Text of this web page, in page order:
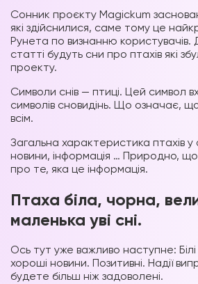
Сонник проєкту Magickum
які здійснилися, саме тому це
Рунета по визнанню користувачів.
статті будуть сни про птахів які
проекту.
Символи снів — птиці. Цей символ
символів сновидінь. Що означає,
всім.
Загальна характеристика птахів у
новини, інформація … Природно,
про те, яка це інформація.
Птаха біла, чорна,
маленька уві сні.
Ось тут уже важливо наступне:
хороші новини. Позитивні. Надії
будете більш ніж задоволені.